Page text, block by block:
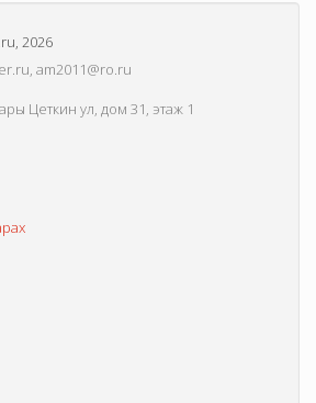
, 2026
am2011@ro.ru
Цеткин ул, дом 31, этаж 1